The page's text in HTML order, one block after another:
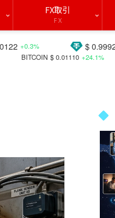
FX取引
F X
$ 0.99927 +0.1%
BICO $ 0.03778
+24.1%